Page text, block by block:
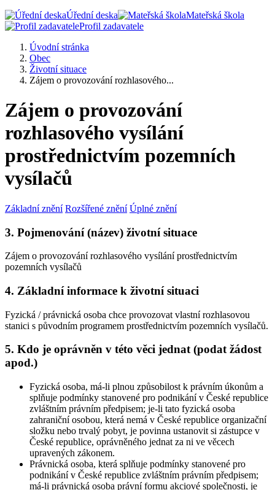
Úřední deska
Mateřská škola
Profil zadavatele
Úvodní stránka
Obec
Životní situace
Zájem o provozování rozhlasového...
Zájem o provozování
rozhlasového vysílání
prostřednictvím pozemních
vysílačů
Základní znění Rozšířené znění Úplné znění
3. Pojmenování (název) životní situace
Zájem o provozování rozhlasového vysílání prostřednictvím
pozemních vysílačů
4. Základní informace k životní situaci
Fyzická / právnická osoba chce provozovat vlastní rozhlasovou
stanici s původním programem prostřednictvím pozemních vysílačů.
5. Kdo je oprávněn v této věci jednat (podat žádost
apod.)
Fyzická osoba, má-li plnou způsobilost k právním úkonům a
splňuje podmínky stanovené pro podnikání v České republice
zvláštním právním předpisem; je-li tato fyzická osoba
zahraniční osobou, která nemá v České republice organizační
složku nebo trvalý pobyt, je povinna ustanovit si zástupce v
České republice, oprávněného jednat za ni ve věcech
upravených zákonem.
Právnická osoba, která splňuje podmínky stanovené pro
podnikání v České republice zvláštním právním předpisem;
má-li právnická osoba právní formu akciové společnosti, je